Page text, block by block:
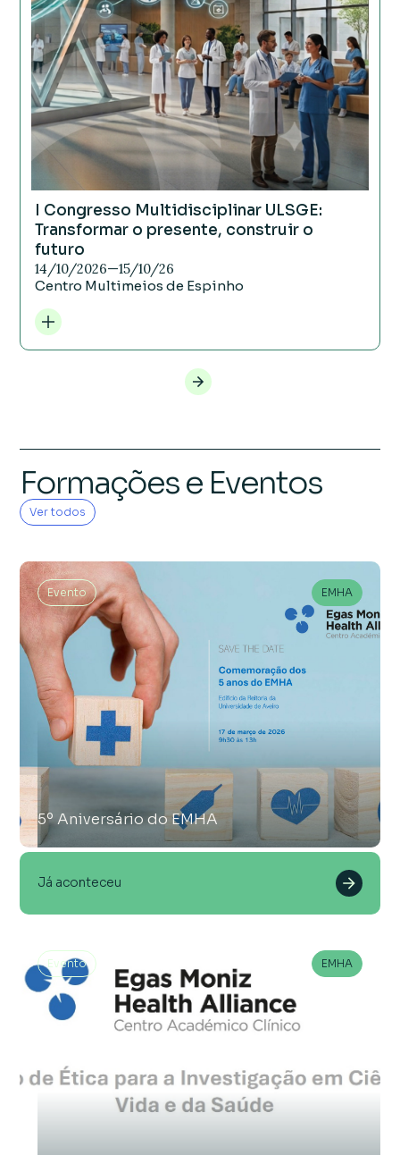
I Congresso Multidisciplinar ULSGE:
Transformar o presente, construir o
futuro
14/10/2026—15/10/26
Centro Multimeios de Espinho
Formações e Eventos
Ver todos
Evento EMHA
5º Aniversário do EMHA
Já aconteceu
Evento EMHA